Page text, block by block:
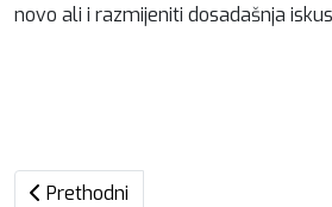
novo ali i razmijeniti dosadašnja
Prethodni članak: VASKRS U DOMU
Prethodni